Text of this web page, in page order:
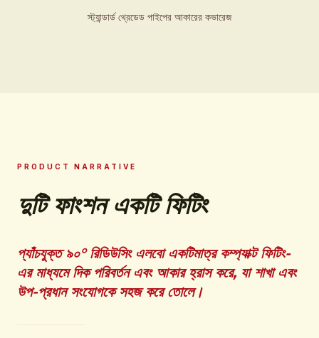
স্ট্যান্ডার্ড থ্রেডেড পাইপের আকারের কভারেজ
PRODUCT NARRATIVE
দুটি ফাংশন একটি ফিটিং
প্যাঁচযুক্ত ৯০° রিডিউসিং এলবো একটিমাত্র কম্প্যাক্ট ফিটিং-
এর মাধ্যমে দিক পরিবর্তন এবং আকার হ্রাস করে, যা শাখা এবং
উপ-প্রধান সংযোগকে সহজ করে তোলে।